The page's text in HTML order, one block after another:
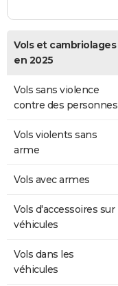
Vols et cambriolages
en 2025
Vols sans violence
contre des personnes
Vols violents sans
arme
Vols avec armes
Vols d'accessoires sur
véhicules
Vols dans les
véhicules